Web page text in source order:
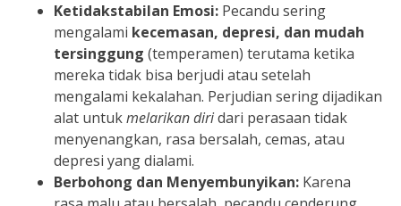
Ketidakstabilan Emosi: Pecandu sering
mengalami kecemasan, depresi, dan mudah
tersinggung (temperamen) terutama ketika
mereka tidak bisa berjudi atau setelah
mengalami kekalahan. Perjudian sering dijadikan
alat untukmelarikan diridari perasaan tidak
menyenangkan, rasa bersalah, cemas, atau
depresi yang dialami.
Berbohong dan Menyembunyikan: Karena